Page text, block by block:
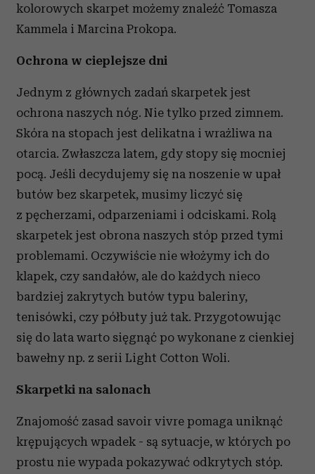
kolorowych skarpet możemy znaleźć Tomasza
Kammela i Marcina Prokopa.
Ochrona w cieplejsze dni
Jednym z głównych zadań skarpetek jest
ochrona naszych nóg. Nie tylko przed zimnem.
Skóra na stopach jest delikatna i wrażliwa na
otarcia. Zwłaszcza latem, gdy stopy się mocniej
pocą. Jeśli decydujemy się na noszenie w upał
butów bez skarpetek, musimy liczyć się
z pęcherzami, odparzeniami i odciskami. Rolą
skarpetek jest obrona naszych stóp przed tymi
problemami. Oczywiście nie włożymy ich do
klapek, czy sandałów, ale do każdych nieco
bardziej zakrytych butów typu baleriny,
tenisówki, czy półbuty już tak. Przygotowując
się do lata warto sięgnąć po wykonane z cienkiej
bawełny np. z serii Light Cotton Woli.
Skarpetki na salonach
Znajomość zasad savoir vivre pomaga uniknąć
krępujących wpadek - są sytuacje, w których po
prostu nie wypada pokazywać odkrytych stóp.